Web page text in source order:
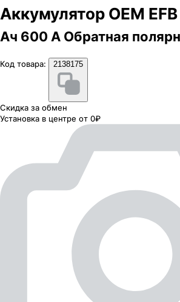
Аккумулятор OEM
Ач 600 А Обратная
Код товара: 2138175
Скидка за обмен
Установка в центре от 0₽